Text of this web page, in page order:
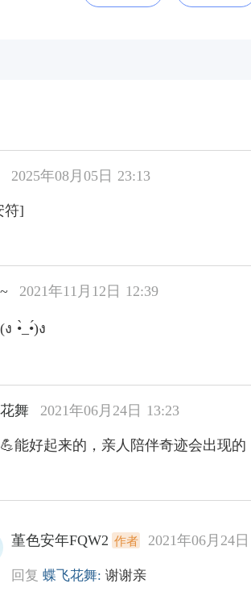
2025年08月05日 23:13
符]
2021年11月12日 12:39
•̀_•́)ง
舞 2021年06月24日 13:23
能好起来的，亲人陪伴奇迹会出现的
堇色安年FQW2 作者 2021年06月24
回复 蝶飞花舞: 谢谢亲